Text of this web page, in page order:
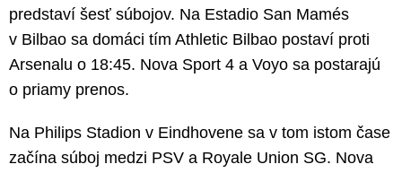
predstaví šesť súbojov. Na Estadio San Mamés
v Bilbao sa domáci tím Athletic Bilbao postaví proti
Arsenalu o 18:45. Nova Sport 4 a Voyo sa postarajú
o priamy prenos.
Na Philips Stadion v Eindhovene sa v tom istom čase
začína súboj medzi PSV a Royale Union SG. Nova